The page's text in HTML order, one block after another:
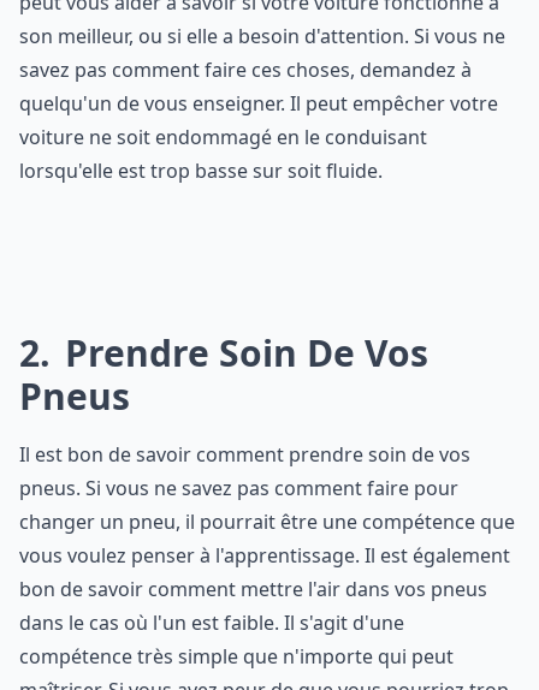
son meilleur, ou si elle a besoin d'attention. Si vous ne
savez pas comment faire ces choses, demandez à
quelqu'un de vous enseigner. Il peut empêcher votre
voiture ne soit endommagé en le conduisant
lorsqu'elle est trop basse sur soit fluide.
2 Prendre Soin De Vos
Pneus
Il est bon de savoir comment prendre soin de vos
pneus. Si vous ne savez pas comment faire pour
changer un pneu, il pourrait être une compétence que
vous voulez penser à l'apprentissage. Il est également
bon de savoir comment mettre l'air dans vos pneus
dans le cas où l'un est faible. Il s'agit d'une
compétence très simple que n'importe qui peut